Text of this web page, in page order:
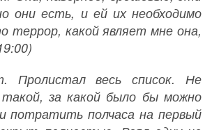
они есть, и ей их необходимо
террор, какой являет мне она,
Пролистал весь список. Не
за какой было бы можно
потратить полчаса на первый